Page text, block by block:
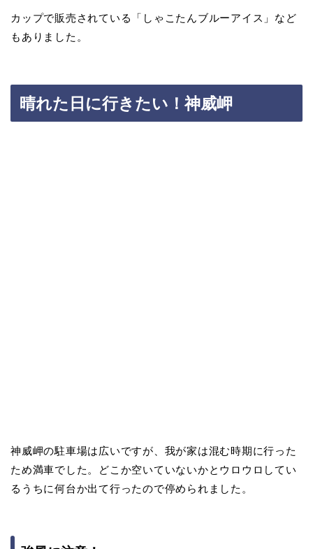
カップで販売されている「しゃこたんブルーアイス」など
もありました。
晴れた日に行きたい！神威岬
神威岬の駐車場は広いですが、我が家は混む時期に行った
ため満車でした。どこか空いていないかとウロウロしてい
るうちに何台か出て行ったので停められました。